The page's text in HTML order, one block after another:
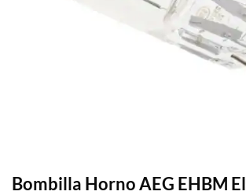
Bombilla Horno AEG EHBM